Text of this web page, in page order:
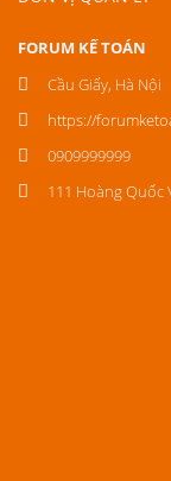
FORUM KẾ TOÁN
Cầu Giấy, Hà Nội
https://
0909999999
111 Hoàng Quốc